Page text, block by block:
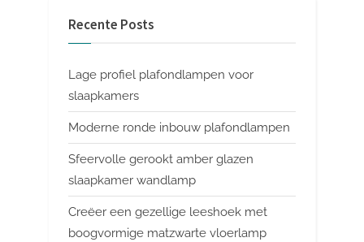
Recente Posts
Lage profiel plafondlampen voor
slaapkamers
Moderne ronde inbouw plafondlampen
Sfeervolle gerookt amber glazen
slaapkamer wandlamp
Creëer een gezellige leeshoek met
boogvormige matzwarte vloerlamp